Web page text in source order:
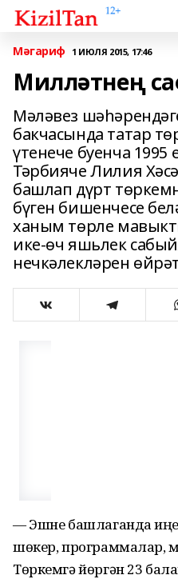
Мәгариф 1 ИЮЛЯ 2015, 17:46
Милләтнең
Мәләвез
бакчасында татар
үтенече буенча
Тәрбияче Лилия
башлап дүрт
бүген бишенчесе
ханым төрле
ике-өч яшьлек
нечкәлекләрен
— Эшне башлаганда
шөкер, программалар,
Төркемгә йөргән 23